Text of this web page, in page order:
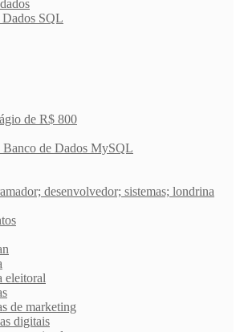
SQL
de R$ 800
Banco de Dados MySQL
desenvolvedor; sistemas; londrina
eleitoral
de marketing
digitais